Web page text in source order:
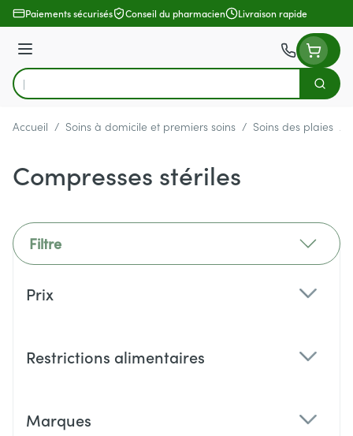
Aller au contenu
Paiements sécurisés Conseil du pharmacien Livraison rapide
Menu
Rechercher
Accueil / Soins à domicile et premiers soins / Soins des plaies /
Compresses stériles
Filtre
Prix
Restrictions alimentaires
Marques